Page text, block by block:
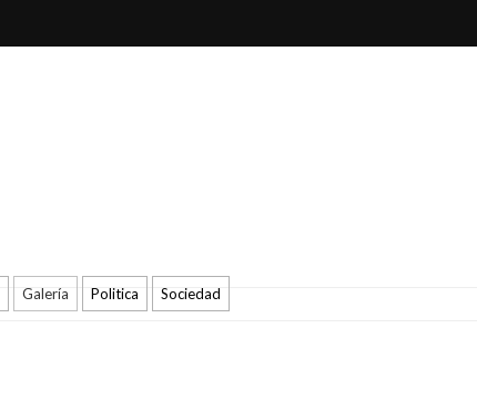
Galería Politica Sociedad